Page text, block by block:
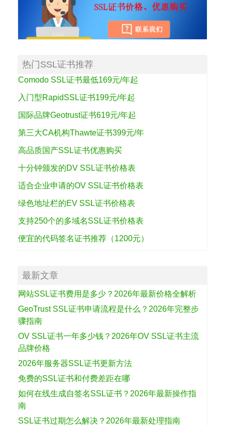
热门SSL证书推荐
Comodo SSL证书最低169元/年起
入门型RapidSSL证书199元/年起
国际品牌Geotrust证书619元/年起
第三大CA机构Thawte证书399元/年
高品质国产SSL证书优惠购买
十分钟颁发的DV SSL证书价格表
适合企业申请的OV SSL证书价格表
绿色地址栏的EV SSL证书价格表
支持250个的多域名SSL证书价格表
便宜的代码签名证书推荐（1200元）
最新文章
网站SSL证书费用是多少？2026年最新价格全解析
GeoTrust SSL证书申请流程是什么？2026年完整步
骤指南
OV SSL证书一年多少钱？2026年OV SSL证书主流
品牌价格
2026年服务器SSL证书更新方法
免费的SSL证书和付费差距在哪
如何在线生成自签名SSL证书？2026年最新操作指
南
SSL证书过期怎么解决？2026年最新处理指南